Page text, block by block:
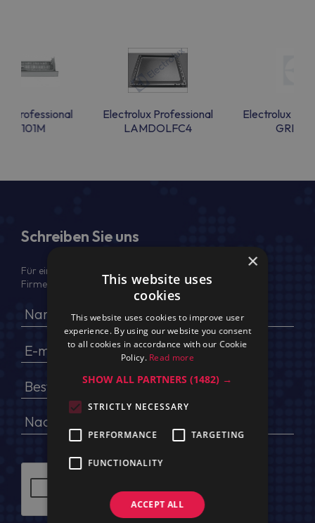
Professional
Electrolux Professional
LAMDOLFC4
Electrolux
Schreiben Sie uns
Für ein Angebot geben Sie bitte Ihren voller Namen,
Firmendaten, USt.-IdNr. und Lieferadresse an
×
This website uses
cookies
This website uses cookies to improve user
experience. By using our website you consent
to all cookies in accordance with our Cookie
Policy. Read more
SHOW ALL PARTNERS(1482) →
STRICTLY NECESSARY
PERFORMANCE TARGETING
FUNCTIONALITY
ACCEPT ALL